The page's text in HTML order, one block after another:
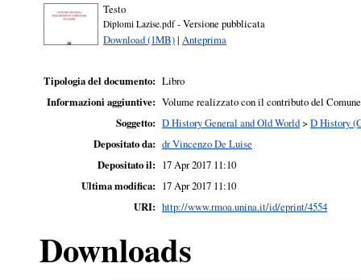
Testo
Diplomi Lazise.pdf- Versione pubblicata
Download (1MB)| Anteprima
Tipologia del documento: Libro
Informazioni aggiuntive: Volume realizzato con il contributo del
Soggetto: D History General and Old World> D History
Depositato da: dr Vincenzo De Luise
Depositato il: 17 Apr 2017 11:10
Ultima modifica: 17 Apr 2017 11:10
URI: http://www.rmoa.unina.it/id/eprint/4554
Downloads